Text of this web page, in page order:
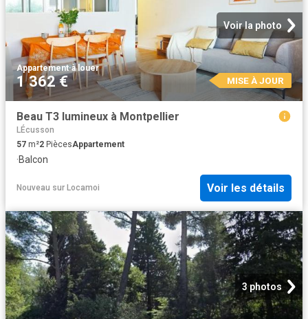
Voir la photo
Appartement·à louer
1 362 € MISE À JOUR
Beau T3 lumineux à Montpellier
LÉcusson
57 m²2 PiècesAppartement
·Balcon
Nouveau sur Locamoi Voir les détails
3 photos